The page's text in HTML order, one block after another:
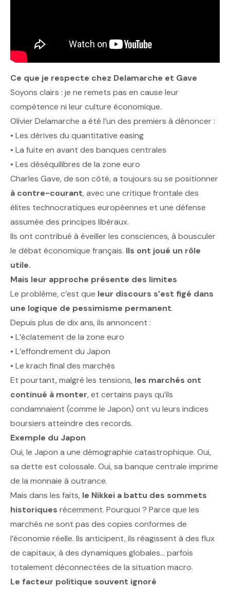
Ce que je respecte chez Delamarche et Gave
Soyons clairs : je ne remets pas en cause leur
compétence ni leur culture économique.
Olivier Delamarche a été l’un des premiers à dénoncer :
• Les dérives du quantitative easing
• La fuite en avant des banques centrales
• Les déséquilibres de la zone euro
Charles Gave, de son côté, a toujours su se positionner
à contre-courant, avec une critique frontale des
élites technocratiques européennes et une défense
assumée des principes libéraux.
Ils ont contribué à éveiller les consciences, à bousculer
le débat économique français. Ils ont joué un rôle
utile.
Mais leur approche présente des limites
Le problème, c’est que leur discours s’est figé dans
une logique de pessimisme permanent.
Depuis plus de dix ans, ils annoncent :
• L’éclatement de la zone euro
• L’effondrement du Japon
• Le krach final des marchés
Et pourtant, malgré les tensions, les marchés ont
continué à monter, et certains pays qu’ils
condamnaient (comme le Japon) ont vu leurs indices
boursiers atteindre des records.
Exemple du Japon
Oui, le Japon a une démographie catastrophique. Oui,
sa dette est colossale. Oui, sa banque centrale imprime
de la monnaie à outrance.
Mais dans les faits, le Nikkei a battu des sommets
historiques récemment. Pourquoi ? Parce que les
marchés ne sont pas des copies conformes de
l’économie réelle. Ils anticipent, ils réagissent à des flux
de capitaux, à des dynamiques globales… parfois
totalement déconnectées de la situation macro.
Le facteur politique souvent ignoré